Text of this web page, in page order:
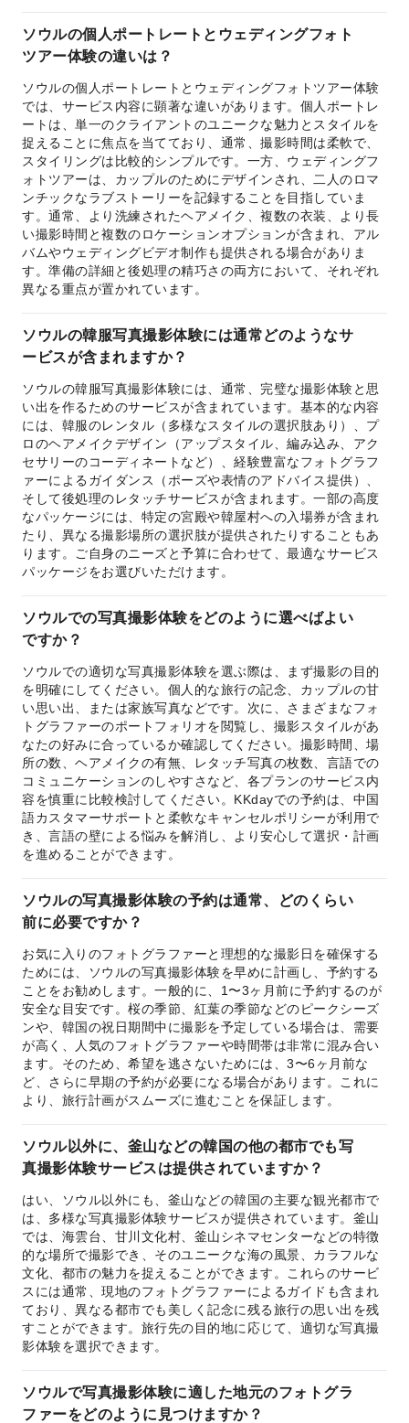
ソウルの個人ポートレートとウェディングフォト
ツアー体験の違いは？
ソウルの個人ポートレートとウェディングフォトツアー体験
では、サービス内容に顕著な違いがあります。個人ポートレ
ートは、単一のクライアントのユニークな魅力とスタイルを
捉えることに焦点を当てており、通常、撮影時間は柔軟で、
スタイリングは比較的シンプルです。一方、ウェディングフ
ォトツアーは、カップルのためにデザインされ、二人のロマ
ンチックなラブストーリーを記録することを目指していま
す。通常、より洗練されたヘアメイク、複数の衣装、より長
い撮影時間と複数のロケーションオプションが含まれ、アル
バムやウェディングビデオ制作も提供される場合がありま
す。準備の詳細と後処理の精巧さの両方において、それぞれ
異なる重点が置かれています。
ソウルの韓服写真撮影体験には通常どのようなサ
ービスが含まれますか？
ソウルの韓服写真撮影体験には、通常、完璧な撮影体験と思
い出を作るためのサービスが含まれています。基本的な内容
には、韓服のレンタル（多様なスタイルの選択肢あり）、プ
ロのヘアメイクデザイン（アップスタイル、編み込み、アク
セサリーのコーディネートなど）、経験豊富なフォトグラフ
ァーによるガイダンス（ポーズや表情のアドバイス提供）、
そして後処理のレタッチサービスが含まれます。一部の高度
なパッケージには、特定の宮殿や韓屋村への入場券が含まれ
たり、異なる撮影場所の選択肢が提供されたりすることもあ
ります。ご自身のニーズと予算に合わせて、最適なサービス
パッケージをお選びいただけます。
ソウルでの写真撮影体験をどのように選べばよい
ですか？
ソウルでの適切な写真撮影体験を選ぶ際は、まず撮影の目的
を明確にしてください。個人的な旅行の記念、カップルの甘
い思い出、または家族写真などです。次に、さまざまなフォ
トグラファーのポートフォリオを閲覧し、撮影スタイルがあ
なたの好みに合っているか確認してください。撮影時間、場
所の数、ヘアメイクの有無、レタッチ写真の枚数、言語での
コミュニケーションのしやすさなど、各プランのサービス内
容を慎重に比較検討してください。KKdayでの予約は、中国
語カスタマーサポートと柔軟なキャンセルポリシーが利用で
き、言語の壁による悩みを解消し、より安心して選択・計画
を進めることができます。
ソウルの写真撮影体験の予約は通常、どのくらい
前に必要ですか？
お気に入りのフォトグラファーと理想的な撮影日を確保する
ためには、ソウルの写真撮影体験を早めに計画し、予約する
ことをお勧めします。一般的に、1〜3ヶ月前に予約するのが
安全な目安です。桜の季節、紅葉の季節などのピークシーズ
ンや、韓国の祝日期間中に撮影を予定している場合は、需要
が高く、人気のフォトグラファーや時間帯は非常に混み合い
ます。そのため、希望を逃さないためには、3〜6ヶ月前な
ど、さらに早期の予約が必要になる場合があります。これに
より、旅行計画がスムーズに進むことを保証します。
ソウル以外に、釜山などの韓国の他の都市でも写
真撮影体験サービスは提供されていますか？
はい、ソウル以外にも、釜山などの韓国の主要な観光都市で
は、多様な写真撮影体験サービスが提供されています。釜山
では、海雲台、甘川文化村、釜山シネマセンターなどの特徴
的な場所で撮影でき、そのユニークな海の風景、カラフルな
文化、都市の魅力を捉えることができます。これらのサービ
スには通常、現地のフォトグラファーによるガイドも含まれ
ており、異なる都市でも美しく記念に残る旅行の思い出を残
すことができます。旅行先の目的地に応じて、適切な写真撮
影体験を選択できます。
ソウルで写真撮影体験に適した地元のフォトグラ
ファーをどのように見つけますか？